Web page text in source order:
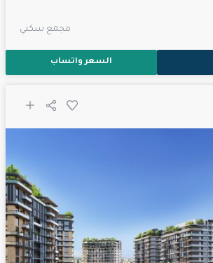
مجمع سكني
السعر واتساب